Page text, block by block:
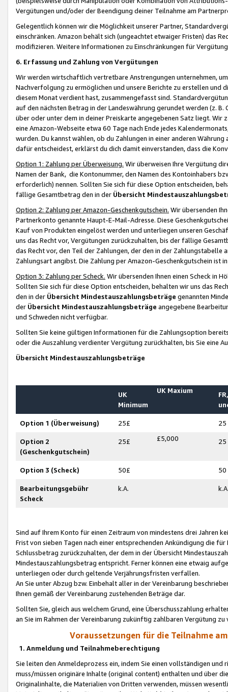
Vergütungen und/oder der Beendigung deiner Teilnahme am
Gelegentlich können wir die Möglichkeit unserer Partner,
einschränken. Amazon behält sich (ungeachtet etwaiger Fristen) das
modifizieren. Weitere Informationen zu Einschränkungen für
6. Erfassung und Zahlung von Vergütungen
Wir werden wirtschaftlich vertretbare Anstrengungen unternehmen,
Nachverfolgung zu ermöglichen und unsere Berichte zu erstellen und
diesem Monat verdient hast, zusammengefasst sind.
auf den nächsten Betrag in der Landeswährung gerundet werden (z.
über oder unter dem in deiner Preiskarte angegebenen Satz liegt.
eine Amazon-Webseite etwa 60 Tage nach Ende jedes
wurden. Du kannst wählen, ob du Zahlungen in einer anderen
dafür entscheidest, erklärst du dich damit einverstanden, dass die
Option 1: Zahlung per Überweisung. Wir überweisen Ihre Vergütung
Namen der Bank, die Kontonummer, den Namen des Kontoinhabers
erforderlich) nennen. Sollten Sie sich für diese Option entscheiden,
fällige Gesamtbetrag den in der Übersicht
Option 2: Zahlung per Amazon-Geschenkgutschein. Wir übersenden
Partnerkonto genannte Haupt-E-Mail-Adresse. Diese
Kauf von Produkten eingelöst werden und unterliegen unseren
uns das Recht vor, Vergütungen zurückzuhalten, bis der fällige
das Recht vor, den Teil der Zahlungen, der den in der
Zahlungsart angibst. Die Zahlung per Amazon-Geschenkgutschein ist
Option 3: Zahlung per Scheck. Wir übersenden Ihnen einen Scheck in
Sollten Sie sich für diese Option entscheiden, behalten wir uns das
den in der Übersicht Mindestauszahlungsbeträge genannten
der Übersicht Mindestauszahlungsbeträge angegebene
und Schweden nicht verfügbar.
Sollten Sie keine gültigen Informationen für die Zahlungsoption
oder die Auszahlung verdienter Vergütung zurückhalten, bis Sie
Übersicht Mindestauszahlungsbeträge
UK
Minimum
UK Maxium
Option 1 (Überweisung) 25£ 25
Option 2
(Geschenkgutschein)
25£ £5,000 25
Option 3 (Scheck) 50£ 50
Bearbeitungsgebühr
Scheck
k.A.
Sind auf Ihrem Konto für einen Zeitraum von mindestens drei Jahren
Frist von sieben Tagen nach einer entsprechenden Ankündigung die
Schlussbetrag zurückzuhalten, der dem in der Übersicht
Mindestauszahlungsbetrag entspricht. Ferner können eine etwaig
unterliegen oder durch geltende Verjährungsfristen verfallen.
An Sie unter Abzug bzw. Einbehalt aller in der Vereinbarung
Ihnen gemäß der Vereinbarung zustehenden Beträge dar.
Sollten Sie, gleich aus welchem Grund, eine Überschusszahlung
an Sie im Rahmen der Vereinbarung zukünftig zahlbaren Vergütung zu
Voraussetzungen für die Teilnahme
1. Anmeldung und Teilnahmeberechtigung
Sie leiten den Anmeldeprozess ein, indem Sie einen vollständigen
muss/müssen originäre Inhalte (original content) enthalten und über
Originalinhalte, die Materialien von Dritten verwenden, müssen